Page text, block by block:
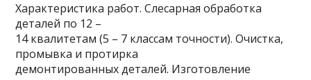
Характеристика работ. Слесарная обработка
деталей по 12 –
14 квалитетам (5 – 7 классам точности). Очистка,
промывка и протирка
демонтированных деталей. Изготовление